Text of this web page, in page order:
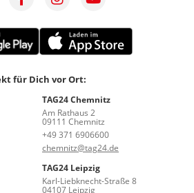
für Dich vor Ort:
TAG24 Chemnitz
Am Rathaus 2
09111 Chemnitz
+49 371 6906600
chemnitz@tag24.de
TAG24 Leipzig
Karl-Liebknecht-Straße 8
04107 Leipzig